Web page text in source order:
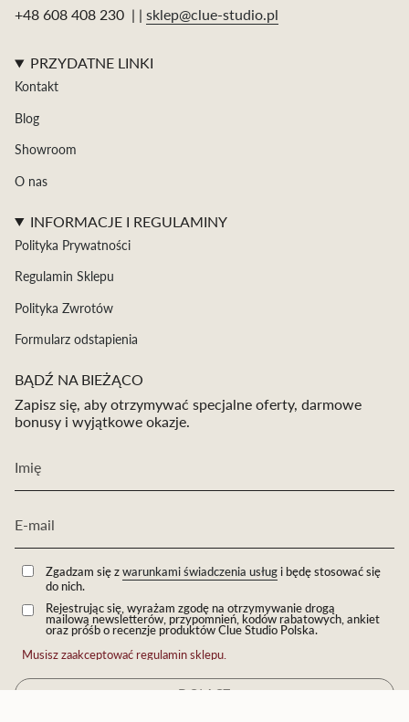
+48 608 408 230 | | sklep@clue-studio.pl
PRZYDATNE LINKI
Kontakt
Blog
Showroom
O nas
INFORMACJE I REGULAMINY
Polityka Prywatności
Regulamin Sklepu
Polityka Zwrotów
Formularz odstapienia
BĄDŹ NA BIEŻĄCO
Zapisz się, aby otrzymywać specjalne oferty, darmowe
bonusy i wyjątkowe okazje.
Zgadzam się zwarunkami świadczenia usługi będę stosować się
do nich.
Rejestrując się, wyrażam zgodę na otrzymywanie drogą
mailową newsletterów, przypomnień, kodów rabatowych, ankiet
oraz próśb o recenzje produktów Clue Studio Polska.
Musisz zaakceptować regulamin sklepu.
DOŁĄCZ